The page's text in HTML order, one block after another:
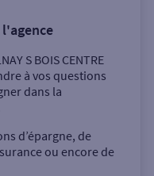
S BOIS CENTRE
à vos questions
dans la
d’épargne, de
ou encore de